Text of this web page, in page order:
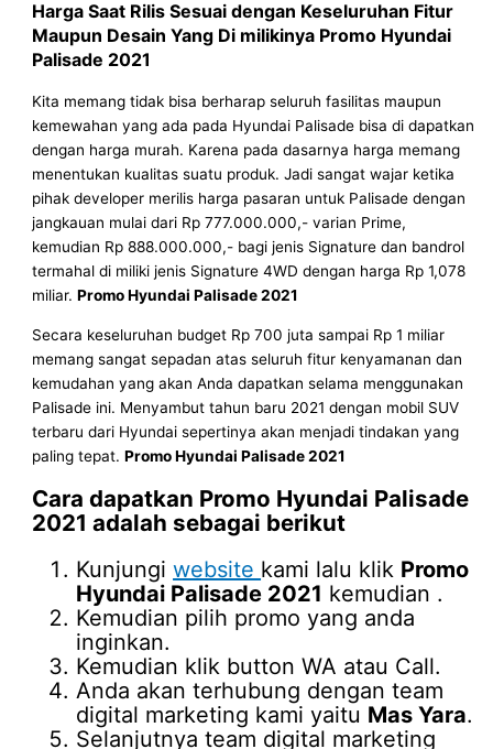
Harga Saat Rilis Sesuai dengan Keseluruhan Fitur
Maupun Desain Yang Di milikinya Promo Hyundai
Palisade 2021
Kita memang tidak bisa berharap seluruh fasilitas maupun
kemewahan yang ada pada Hyundai Palisade bisa di dapatkan
dengan harga murah. Karena pada dasarnya harga memang
menentukan kualitas suatu produk. Jadi sangat wajar ketika
pihak developer merilis harga pasaran untuk Palisade dengan
jangkauan mulai dari Rp 777.000.000,- varian Prime,
kemudian Rp 888.000.000,- bagi jenis Signature dan bandrol
termahal di miliki jenis Signature 4WD dengan harga Rp 1,078
miliar.Promo Hyundai Palisade 2021
Secara keseluruhan budget Rp 700 juta sampai Rp 1 miliar
memang sangat sepadan atas seluruh fitur kenyamanan dan
kemudahan yang akan Anda dapatkan selama menggunakan
Palisade ini. Menyambut tahun baru 2021 dengan mobil SUV
terbaru dari Hyundai sepertinya akan menjadi tindakan yang
paling tepat.Promo Hyundai Palisade 2021
Cara dapatkan Promo Hyundai Palisade
2021 adalah sebagai berikut
Kunjungiwebsite kami lalu klik Promo
Hyundai Palisade 2021 kemudian .
Kemudian pilih promo yang anda
inginkan.
Kemudian klik button WA atau Call.
Anda akan terhubung dengan team
digital marketing kami yaitu Mas Yara.
Selanjutnya team digital marketing